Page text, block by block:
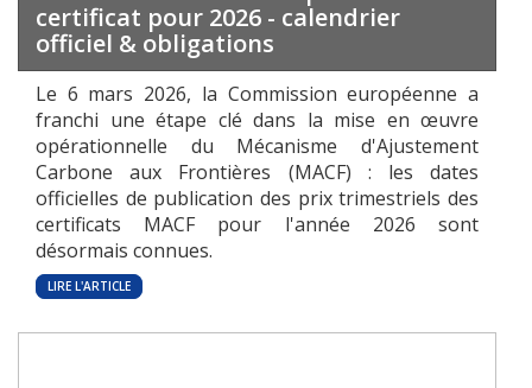
certificat pour 2026 - calendrier
officiel & obligations
Le 6 mars 2026, la Commission européenne a
franchi une étape clé dans la mise en œuvre
opérationnelle du Mécanisme d'Ajustement
Carbone aux Frontières (MACF) : les dates
officielles de publication des prix trimestriels des
certificats MACF pour l'année 2026 sont
désormais connues.
LIRE L'ARTICLE